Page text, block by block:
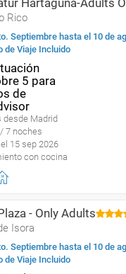
Hartaguna-Adults
Rico
Septiembre hasta el 10 de
de Viaje Incluido
desde Madrid
7 noches
15 sep 2026
con cocina
- Only Adults
Isora
Septiembre hasta el 10 de
de Viaje Incluido